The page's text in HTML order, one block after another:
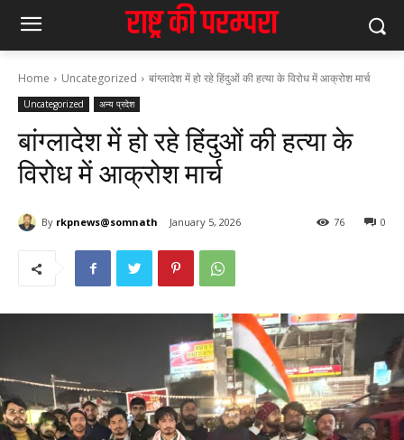
Home Uncategorized बांग्लादेश में हो रहे हिंदुओं की हत्या के विरोध में आक्रोश मार्च
Uncategorized अन्य प्रदेश
बांग्लादेश में हो रहे हिंदुओं की हत्या के
विरोध में आक्रोश मार्च
By rkpnews@somnath January 5, 2026 0
76